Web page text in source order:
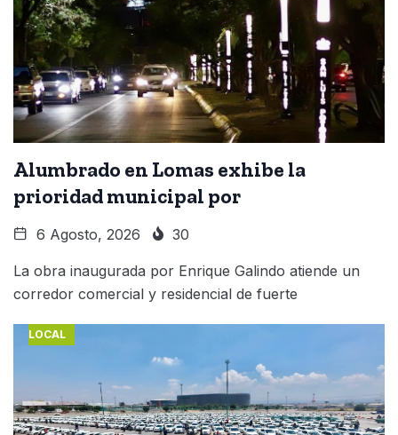
Alumbrado en Lomas exhibe la
prioridad municipal por
6 Agosto, 2026 30
La obra inaugurada por Enrique Galindo atiende un
corredor comercial y residencial de fuerte
LOCAL